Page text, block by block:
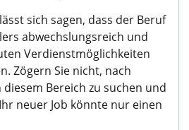
sich sagen, dass der Beruf
abwechslungsreich und
Verdienstmöglichkeiten
Zögern Sie nicht, nach
Bereich zu suchen und
neuer Job könnte nur einen